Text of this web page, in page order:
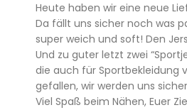
Heute haben wir eine neue
Da fällt uns sicher noch was
super weich und soft! Den
Und zu guter letzt zwei
die auch für Sportbekleidung
gefallen, wir werden uns
Viel Spaß beim Nähen, Euer